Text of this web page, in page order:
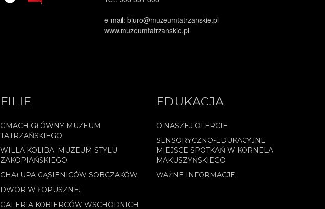
e-mail: biuro@muzeumtatrzanskie.pl
www.muzeumtatrzanskie.pl
FILIE
GMACH GŁÓWNY MUZEUM
TATRZAŃSKIEGO
WILLA KOLIBA. MUZEUM STYLU
ZAKOPIAŃSKIEGO
CHAŁUPA GĄSIENICÓW SOBCZAKÓW
DWÓR W ŁOPUSZNEJ
GALERIA KOBIERCÓW WSCHODNICH
EDUKACJA
O NASZEJ OFERCIE
SENSORYCZNO-EDUKACYJNE
MIEJSCE SPOTKAŃ W KORNELA
MAKUSZYŃSKIEGO
WAŻNE INFORMACJE